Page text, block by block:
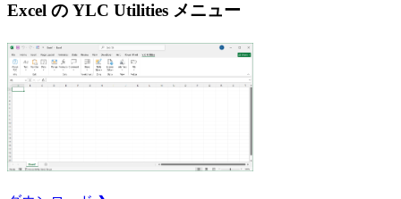
Excel の YLC Utilities メニュー